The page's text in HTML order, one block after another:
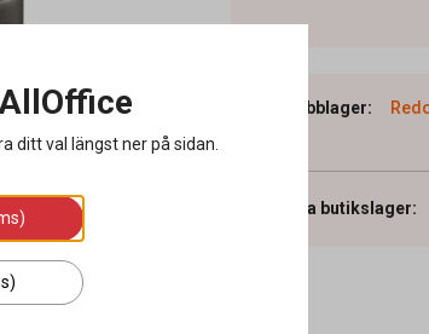
Webblager:
Visa butikslager:
ditt val längst ner på sidan.